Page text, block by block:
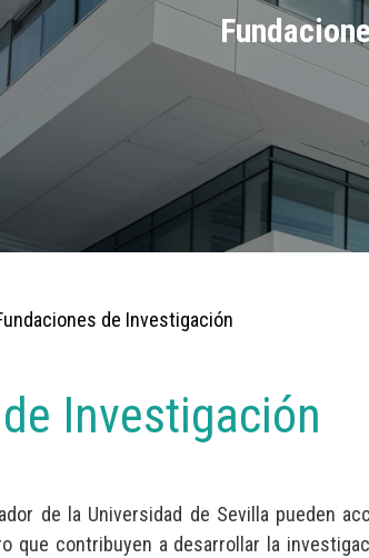
de Investigación
Investigación
de la Universidad de Sevilla pueden
que contribuyen a desarrollar la